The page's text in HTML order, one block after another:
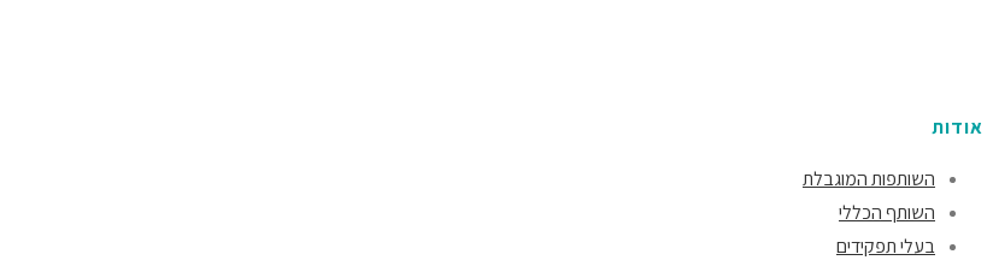
אודות
השותפות המוגבלת
השותף הכללי
בעלי תפקידים